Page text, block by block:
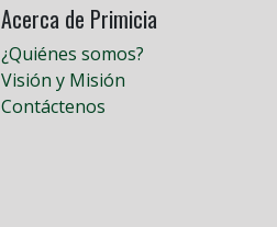
Acerca de Primicia
¿Quiénes somos?
Visión y Misión
Contáctenos